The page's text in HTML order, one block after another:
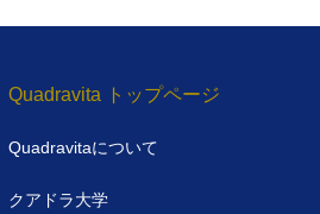
Quadravita トップページ
Quadravitaについて
クアドラ大学